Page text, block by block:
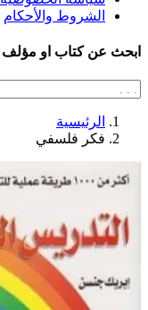
الشروط والأحكام
ابحث عن كتاب او مؤلف
الرئيسية
فكر فلسفي